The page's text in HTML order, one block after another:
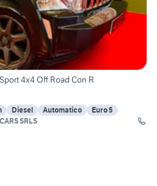
4x4 Off Road Con R
Diesel Automatico
Euro 5
SRLS